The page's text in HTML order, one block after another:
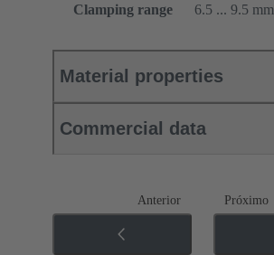
Clamping range
6.5 ... 9.5 mm
Material properties
Commercial data
Anterior Próximo